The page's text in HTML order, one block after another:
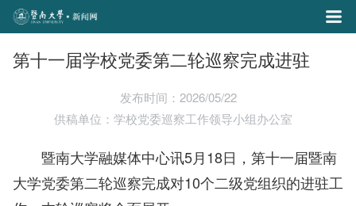
第十一届学校党委第二轮巡察完成进驻
发布时间：2026/05/22
供稿单位：学校党委巡察工作领导小组办公室
暨南大学融媒体中心讯5月18日，第十一届暨南
大学党委第二轮巡察完成对10个二级党组织的进驻工